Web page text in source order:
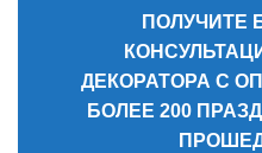
ПОЛУЧИТЕ
ДЕКОРАТОРА С
БОЛЕЕ 200